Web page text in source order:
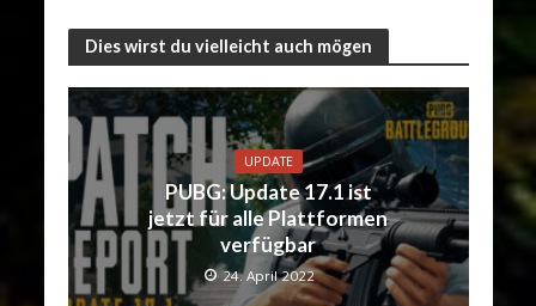
Dies wirst du vielleicht auch mögen
UPDATE
PUBG: Update 17.1 ist
jetzt für alle Plattformen
verfügbar
24. April 2022